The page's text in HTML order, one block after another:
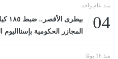
منذ عام واحد
04
المجازر الحكومية بإسنااليوم الجمعة، 4 أبريل
منذ 16 يومًا